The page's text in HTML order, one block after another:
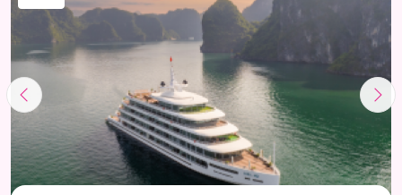
Tầm nhìn panorama giúp du khách chiêm ngưỡng trọn vẹn vẻ
đẹp kỳ vĩ của vịnh Hạ Long từ nhiều góc độ khác nhau.